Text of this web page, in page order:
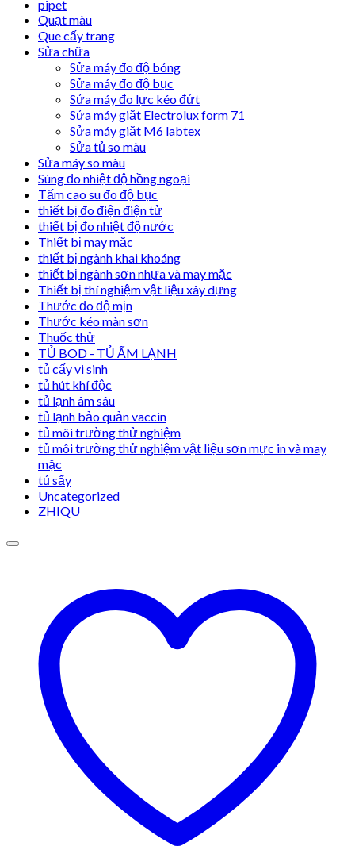
pipet
Quạt màu
Que cấy trang
Sửa chữa
Sửa máy đo độ bóng
Sửa máy đo độ bục
Sửa máy đo lực kéo đứt
Sửa máy giặt Electrolux form 71
Sửa máy giặt M6 labtex
Sửa tủ so màu
Sửa máy so màu
Súng đo nhiệt độ hồng ngoại
Tấm cao su đo độ bục
thiết bị đo điện điện tử
thiết bị đo nhiệt độ nước
Thiết bị may mặc
thiết bị ngành khai khoáng
thiết bị ngành sơn nhựa và may mặc
Thiết bị thí nghiệm vật liệu xây dựng
Thước đo độ mịn
Thước kéo màn sơn
Thuốc thử
TỦ BOD - TỦ ẤM LẠNH
tủ cấy vi sinh
tủ hút khí độc
tủ lạnh âm sâu
tủ lạnh bảo quản vaccin
tủ môi trường thử nghiệm
tủ môi trường thử nghiệm vật liệu sơn mực in và may
mặc
tủ sấy
Uncategorized
ZHIQU